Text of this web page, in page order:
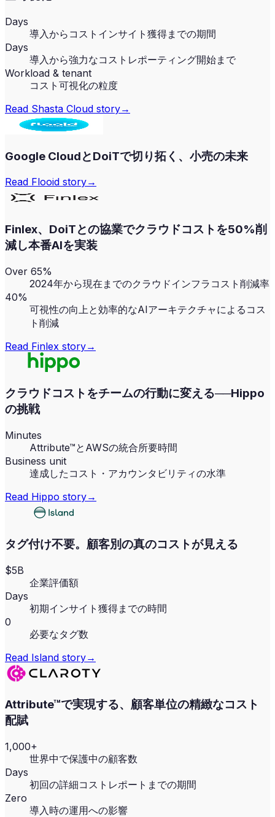
Days
導入からコストインサイト獲得までの期間
Days
導入から強力なコストレポーティング開始まで
Workload & tenant
コスト可視化の粒度
Read Shasta Cloud story→
Google CloudとDoiTで切り拓く、小売の未来
Read Flooid story→
Finlex、DoiTとの協業でクラウドコストを50%削
減し本番AIを実装
Over 65%
2024年から現在までのクラウドインフラコスト削減率
40%
可視性の向上と効率的なAIアーキテクチャによるコス
ト削減
Read Finlex story→
クラウドコストをチームの行動に変える──Hippo
の挑戦
Minutes
Attribute™とAWSの統合所要時間
Business unit
達成したコスト・アカウンタビリティの水準
Read Hippo story→
タグ付け不要。顧客別の真のコストが見える
$5B
企業評価額
Days
初期インサイト獲得までの時間
0
必要なタグ数
Read Island story→
Attribute™で実現する、顧客単位の精緻なコスト
配賦
1,000+
世界中で保護中の顧客数
Days
初回の詳細コストレポートまでの期間
Zero
導入時の運用への影響